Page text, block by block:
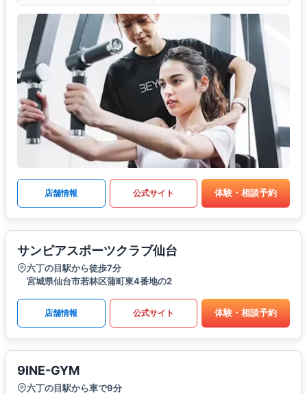
店舗情報 公式サイト 体験・相談予約
サンピアスポーツクラブ仙台
六丁の目駅から徒歩7分
宮城県仙台市若林区蒲町東4番地の2
店舗情報 公式サイト 体験・相談予約
9INE-GYM
六丁の目駅から車で9分